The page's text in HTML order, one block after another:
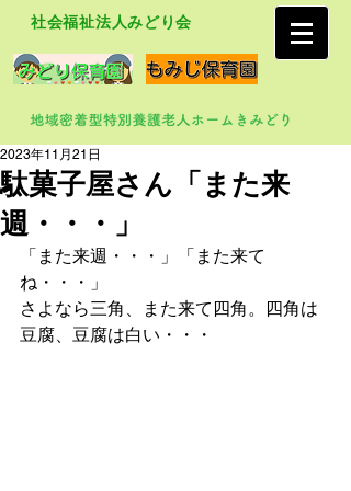
社会福祉法人みどり会
駄菓子屋さん「また来
週・・・」
2023年11月21日
「また来週・・・」「また来て
ね・・・」
さよなら三角、また来て四角。四角は
豆腐、豆腐は白い・・・